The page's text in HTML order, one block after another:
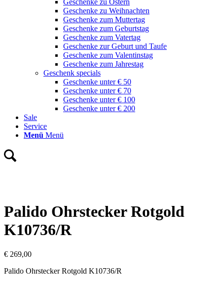
Geschenke zu Ostern
Geschenke zu Weihnachten
Geschenke zum Muttertag
Geschenke zum Geburtstag
Geschenke zum Vatertag
Geschenke zur Geburt und Taufe
Geschenke zum Valentinstag
Geschenke zum Jahrestag
Geschenk specials
Geschenke unter € 50
Geschenke unter € 70
Geschenke unter € 100
Geschenke unter € 200
Sale
Service
Menü Menü
Palido Ohrstecker Rotgold
K10736/R
€ 269,00
Palido Ohrstecker Rotgold K10736/R